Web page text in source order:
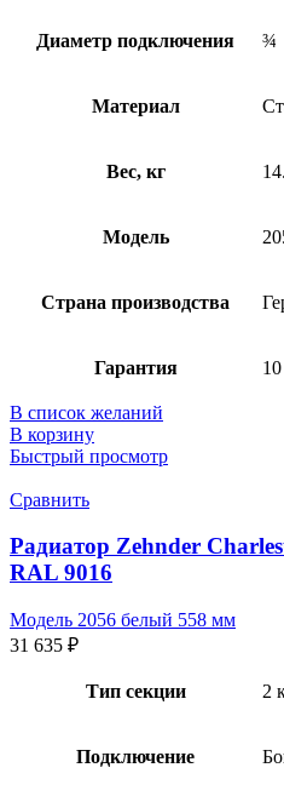
Диаметр подключения ¾
Материал
Вес, кг
Модель
Страна производства
Гарантия
В список желаний
В корзину
Быстрый просмотр
Сравнить
Радиатор Zehnder
RAL 9016
Модель 2056 белый 558 мм
31 635 ₽
Тип секции 2
Подключение